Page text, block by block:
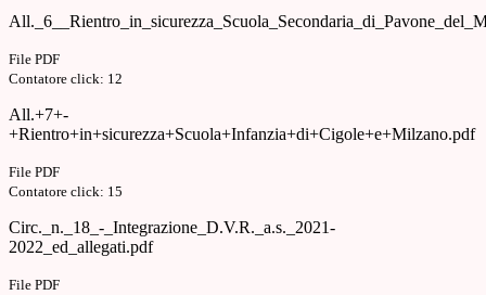
File PDF
Contatore click: 12
All.+7+-
+Rientro+in+sicurezza+Scuola+Infanzia+di+Cigole+e+Milzano.pdf
File PDF
Contatore click: 15
Circ._n._18_-_Integrazione_D.V.R._a.s._2021-
2022_ed_allegati.pdf
File PDF